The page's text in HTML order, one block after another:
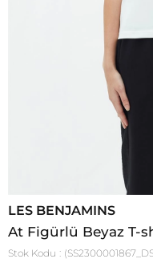
LES BENJAMINS
At Figürlü Beyaz T-
Stok Kodu